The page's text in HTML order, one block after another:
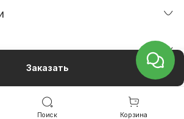
Заказать
Поиск Корзина